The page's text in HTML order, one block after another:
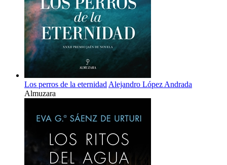
Los perros de la eternidad Alejandro López Andrada
Almuzara